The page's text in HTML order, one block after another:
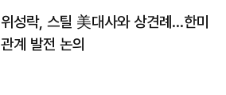
위성락, 스틸 美대사와 상견례…한미
관계 발전 논의